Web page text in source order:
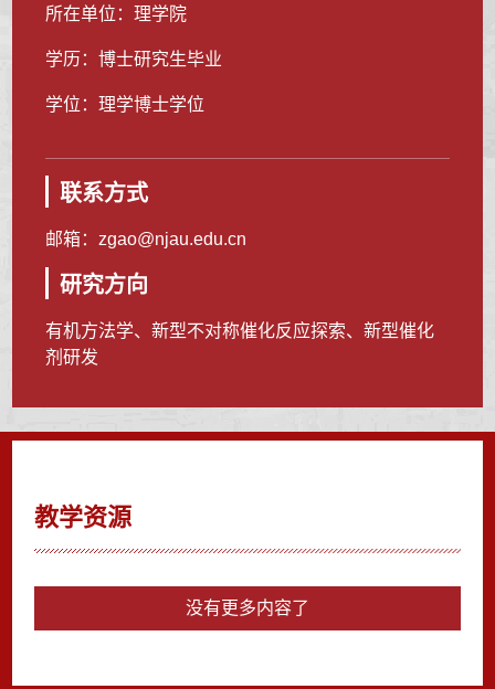
所在单位：理学院
学历：博士研究生毕业
学位：理学博士学位
联系方式
邮箱： zgao@njau.edu.cn
研究方向
有机方法学、新型不对称催化反应探索、新型催化
剂研发
教学资源
没有更多内容了